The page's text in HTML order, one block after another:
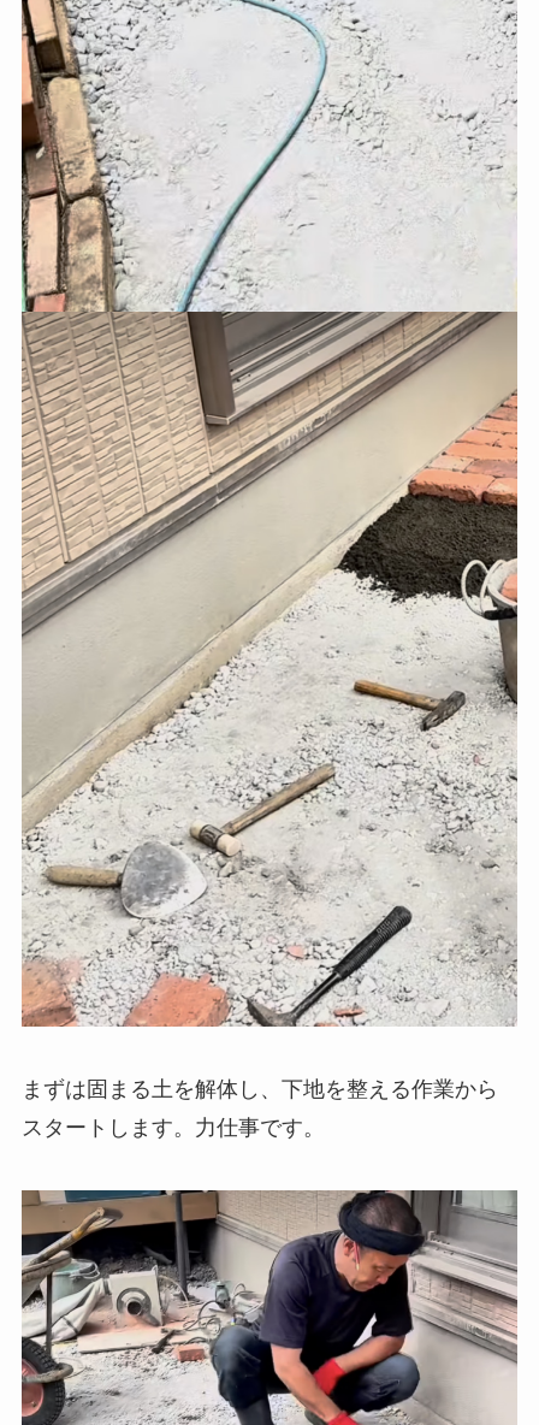
まずは固まる土を解体し、下地を整える作業から
スタートします。力仕事です。